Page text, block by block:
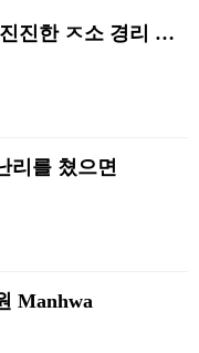
19) 디시인의 흥미진진한 ㅈ소 경리 ㄸ먹은 썰
리를 쳤으면
Manhwa